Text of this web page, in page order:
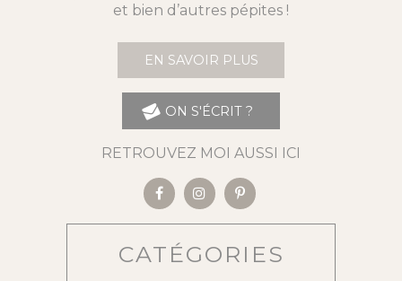
et bien d’autres pépites !
EN SAVOIR PLUS
ON S'ÉCRIT ?
RETROUVEZ MOI AUSSI ICI
CATÉGORIES